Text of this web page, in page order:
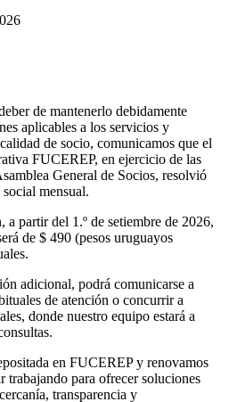
de mantenerlo debidamente
aplicables a los servicios y
de socio, comunicamos que el
FUCEREP, en ejercicio de las
General de Socios, resolvió
mensual.
partir del 1.º de setiembre de 2026,
de $ 490 (pesos uruguayos
adicional, podrá comunicarse a
de atención o concurrir a
donde nuestro equipo estará a
en FUCEREP y renovamos
trabajando para ofrecer soluciones
transparencia y